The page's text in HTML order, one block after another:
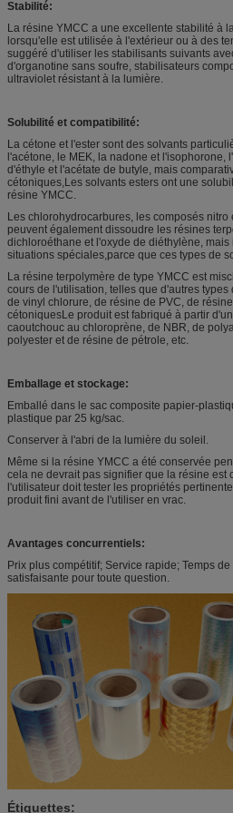
Stabilité:
La résine YMCC a une excellente stabilité à
lorsqu'elle est utilisée à l'extérieur ou à des
suggéré d'utiliser les stabilisants suivants
d'organotine sans soufre, stabilisateurs
ultraviolet résistant à la lumière.
Solubilité et compatibilité:
La cétone et l'ester sont des solvants
l'acétone, le MEK, la nadone et l'isophorone,
d'éthyle et l'acétate de butyle, mais
cétoniques,Les solvants esters ont une
résine YMCC.
Les chlorohydrocarbures, les composés
peuvent également dissoudre les résines
dichloroéthane et l'oxyde de diéthylène,
situations spéciales,parce que ces types de
La résine terpolymère de type YMCC est
cours de l'utilisation, telles que d'autres
de vinyl chlorure, de résine de PVC, de
cétoniquesLe produit est fabriqué à partir
caoutchouc au chloroprène, de NBR, de
polyester et de résine de pétrole, etc.
Emballage et stockage:
Emballé dans le sac composite papier-
plastique par 25 kg/sac.
Conserver à l'abri de la lumière du soleil.
Même si la résine YMCC a été conservée
cela ne devrait pas signifier que la résine est
l'utilisateur doit tester les propriétés
produit fini avant de l'utiliser en vrac.
Avantages concurrentiels:
Prix plus compétitif; Service rapide; Temps
satisfaisante pour toute question.
Étiquettes: